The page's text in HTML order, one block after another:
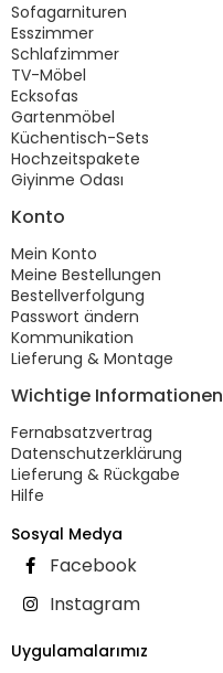
Sofagarnituren
Esszimmer
Schlafzimmer
TV-Möbel
Ecksofas
Gartenmöbel
Küchentisch-Sets
Hochzeitspakete
Giyinme Odası
Konto
Mein Konto
Meine Bestellungen
Bestellverfolgung
Passwort ändern
Kommunikation
Lieferung & Montage
Wichtige Informationen
Fernabsatzvertrag
Datenschutzerklärung
Lieferung & Rückgabe
Hilfe
Sosyal Medya
Facebook
Instagram
Uygulamalarımız